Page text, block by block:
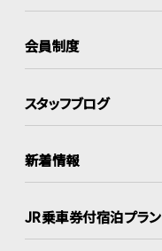
会員制度
スタッフブログ
新着情報
JR乗車券付宿泊プラン